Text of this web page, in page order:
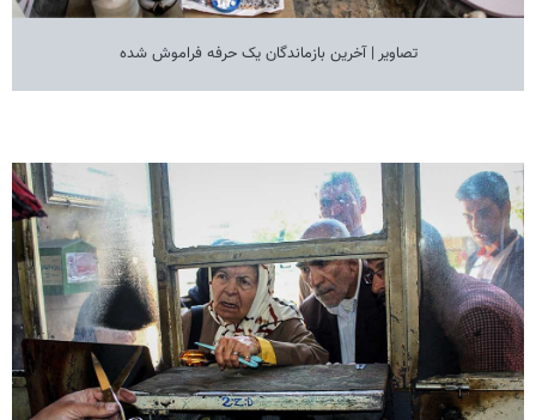
تصاویر | آخرین بازماندگان یک حرفه فراموش شده